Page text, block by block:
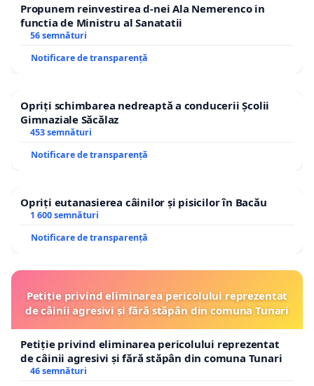
Propunem reinvestirea d-nei Ala Nemerenco in
functia de Ministru al Sanatatii
56 semnături
Notificare de transparență
Opriți schimbarea nedreaptă a conducerii Școlii
Gimnaziale Săcălaz
453 semnături
Notificare de transparență
Opriți eutanasierea câinilor și pisicilor în Bacău
1 600 semnături
Notificare de transparență
Petiție privind eliminarea pericolului reprezentat
de câinii agresivi și fără stăpân din comuna Tunari
Petiție privind eliminarea pericolului reprezentat
de câinii agresivi și fără stăpân din comuna Tunari
46 semnături